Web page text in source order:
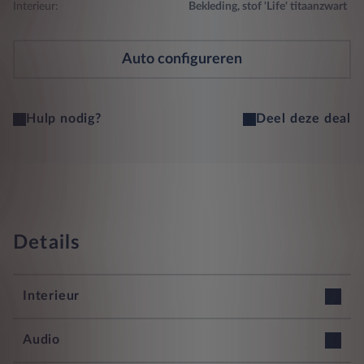
Interieur: Bekleding, stof 'Life' titaanzwart
Auto configureren
Hulp nodig? Deel deze deal
Details
Interieur
12v stopcontact voorin
Audio